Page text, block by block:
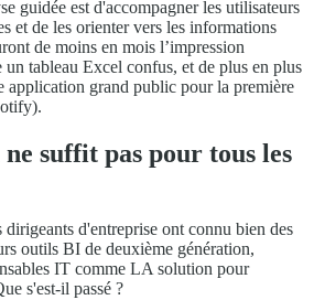
guidée est d'accompagner les utilisateurs
et de les orienter vers les informations
de moins en mois l’impression
un tableau Excel confus, et de plus en plus
application grand public pour la première
suffit pas pour tous les
dirigeants d'entreprise ont connu bien des
outils BI de deuxième génération,
IT comme LA solution pour
s'est-il passé ?